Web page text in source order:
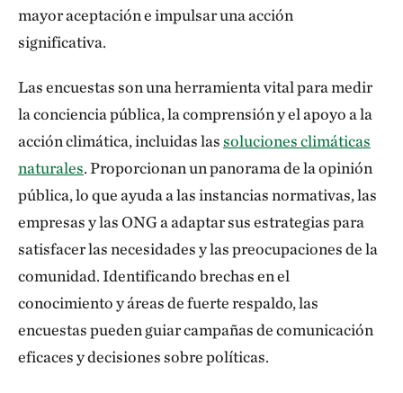
mayor aceptación e impulsar una acción
significativa.
Las encuestas son una herramienta vital para medir
la conciencia pública, la comprensión y el apoyo a la
acción climática, incluidas lassoluciones climáticas
naturales. Proporcionan un panorama de la opinión
pública, lo que ayuda a las instancias normativas, las
empresas y las ONG a adaptar sus estrategias para
satisfacer las necesidades y las preocupaciones de la
comunidad. Identificando brechas en el
conocimiento y áreas de fuerte respaldo, las
encuestas pueden guiar campañas de comunicación
eficaces y decisiones sobre políticas.